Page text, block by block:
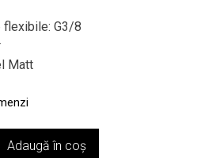
flexibile: G3/8
Matt
Adaugă în coș